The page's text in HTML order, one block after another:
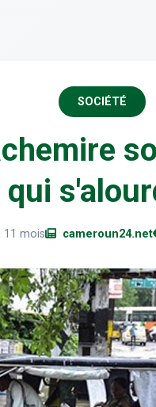
SOCIÉTÉ
qui
11 mois cameroun24.net